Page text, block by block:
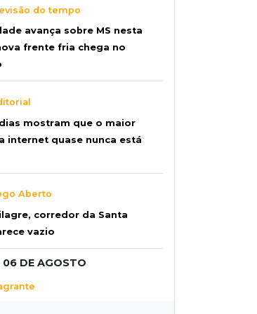
do tempo
avança sobre MS nesta
frente fria chega no
mostram que o maior
internet quase nunca está
Aberto
corredor da Santa
vazio
06 DE AGOSTO